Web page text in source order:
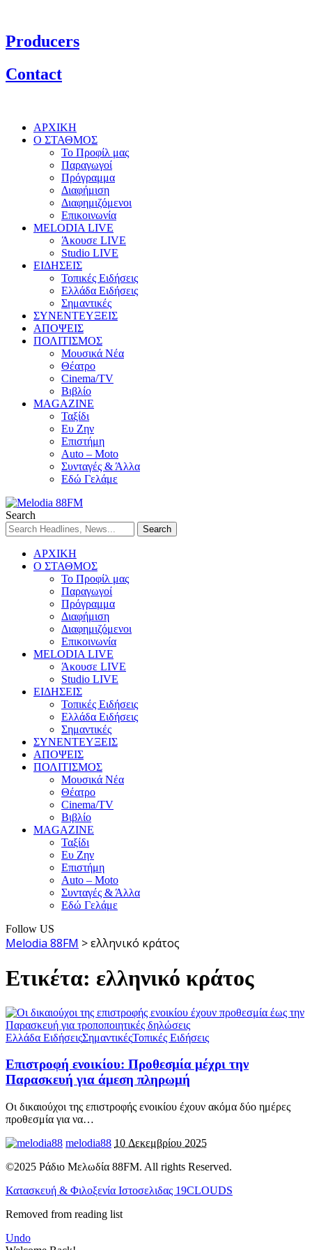
Producers
Contact
ΑΡΧΙΚΗ
Ο ΣΤΑΘΜΟΣ
Το Προφίλ μας
Παραγωγοί
Πρόγραμμα
Διαφήμιση
Διαφημιζόμενοι
Επικοινωνία
MELODIA LIVE
Άκουσε LIVE
Studio LIVE
ΕΙΔΗΣΕΙΣ
Τοπικές Ειδήσεις
Ελλάδα Ειδήσεις
Σημαντικές
ΣΥΝΕΝΤΕΥΞΕΙΣ
ΑΠΟΨΕΙΣ
ΠΟΛΙΤΙΣΜΟΣ
Μουσικά Νέα
Θέατρο
Cinema/TV
Βιβλίο
MAGAZINE
Ταξίδι
Ευ Ζην
Επιστήμη
Auto – Moto
Συνταγές & Άλλα
Εδώ Γελάμε
Search
ΑΡΧΙΚΗ
Ο ΣΤΑΘΜΟΣ
Το Προφίλ μας
Παραγωγοί
Πρόγραμμα
Διαφήμιση
Διαφημιζόμενοι
Επικοινωνία
MELODIA LIVE
Άκουσε LIVE
Studio LIVE
ΕΙΔΗΣΕΙΣ
Τοπικές Ειδήσεις
Ελλάδα Ειδήσεις
Σημαντικές
ΣΥΝΕΝΤΕΥΞΕΙΣ
ΑΠΟΨΕΙΣ
ΠΟΛΙΤΙΣΜΟΣ
Μουσικά Νέα
Θέατρο
Cinema/TV
Βιβλίο
MAGAZINE
Ταξίδι
Ευ Ζην
Επιστήμη
Auto – Moto
Συνταγές & Άλλα
Εδώ Γελάμε
Follow US
Melodia 88FM >ελληνικό κράτος
Ετικέτα: ελληνικό κράτος
Ελλάδα ΕιδήσειςΣημαντικέςΤοπικές Ειδήσεις
Επιστροφή ενοικίου: Προθεσμία μέχρι την
Παρασκευή για άμεση πληρωμή
Οι δικαιούχοι της επιστροφής ενοικίου έχουν ακόμα δύο ημέρες
προθεσμία για να…
melodia88 10 Δεκεμβρίου 2025
©2025 Ράδιο Μελωδία 88FM. All rights Reserved.
Κατασκευή & Φιλοξενία Ιστοσελιδας 19CLOUDS
Removed from reading list
Undo